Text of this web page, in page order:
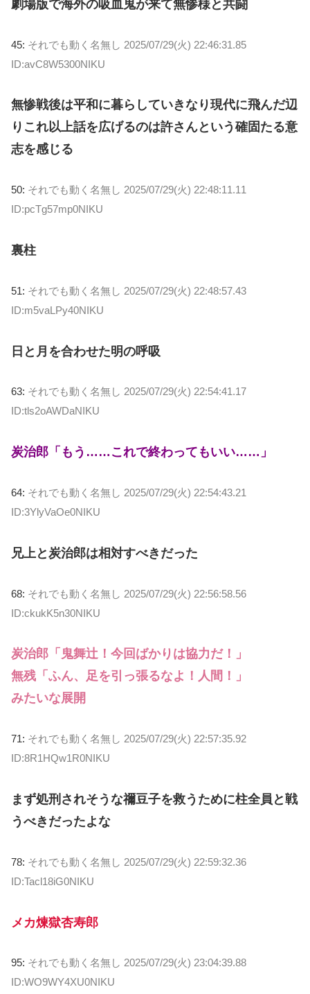
劇場版で海外の吸血鬼が来て無惨様と共闘
45: それでも動く名無し 2025/07/29(火) 22:46:31.85
ID:avC8W5300NIKU
無惨戦後は平和に暮らしていきなり現代に飛んだ辺
りこれ以上話を広げるのは許さんという確固たる意
志を感じる
50: それでも動く名無し 2025/07/29(火) 22:48:11.11
ID:pcTg57mp0NIKU
裏柱
51: それでも動く名無し 2025/07/29(火) 22:48:57.43
ID:m5vaLPy40NIKU
日と月を合わせた明の呼吸
63: それでも動く名無し 2025/07/29(火) 22:54:41.17
ID:tls2oAWDaNIKU
炭治郎「もう……これで終わってもいい……」
64: それでも動く名無し 2025/07/29(火) 22:54:43.21
ID:3YlyVaOe0NIKU
兄上と炭治郎は相対すべきだった
68: それでも動く名無し 2025/07/29(火) 22:56:58.56
ID:ckukK5n30NIKU
炭治郎「鬼舞辻！今回ばかりは協力だ！」
無残「ふん、足を引っ張るなよ！人間！」
みたいな展開
71: それでも動く名無し 2025/07/29(火) 22:57:35.92
ID:8R1HQw1R0NIKU
まず処刑されそうな禰豆子を救うために柱全員と戦
うべきだったよな
78: それでも動く名無し 2025/07/29(火) 22:59:32.36
ID:Tacl18iG0NIKU
メカ煉獄杏寿郎
95: それでも動く名無し 2025/07/29(火) 23:04:39.88
ID:WO9WY4XU0NIKU